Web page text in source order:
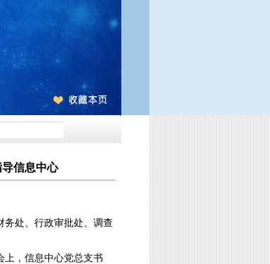
信息中心
处、行政审批处、调查
，信息中心党总支书